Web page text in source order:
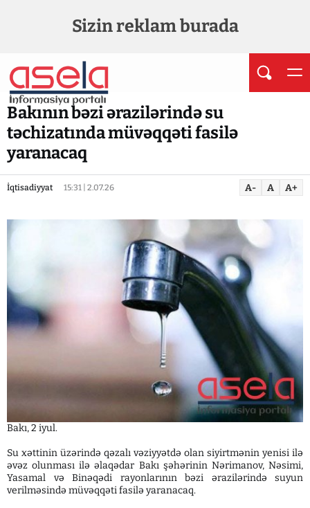
Sizin reklam burada
Bakının bəzi ərazilərində su
təchizatında müvəqqəti fasilə
yaranacaq
İqtisadiyyat 15:31 | 2.07.26 A- A A+
Bakı, 2 iyul.
Su xəttinin üzərində qəzalı vəziyyətdə olan siyirtmənin yenisi ilə
əvəz olunması ilə əlaqədar Bakı şəhərinin Nərimanov, Nəsimi,
Yasamal və Binəqədi rayonlarının bəzi ərazilərində suyun
verilməsində müvəqqəti fasilə yaranacaq.